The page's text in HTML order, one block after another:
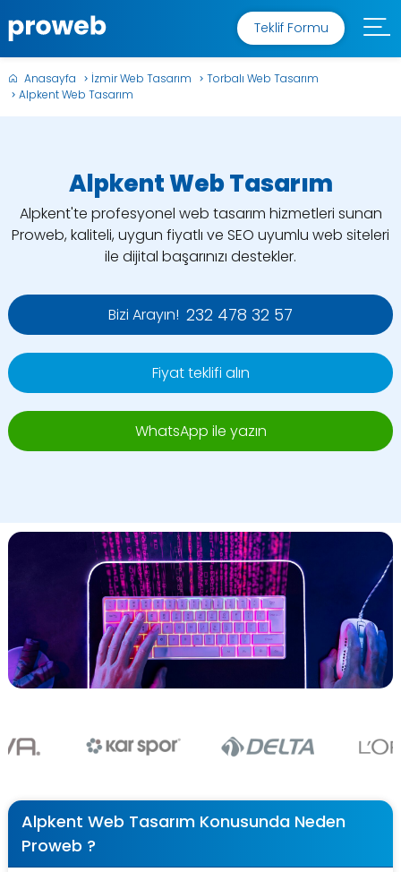
Teklif Formu
Anasayfa İzmir Web Tasarım
Torbalı Web Tasarım
Alpkent Web Tasarım
Alpkent Web Tasarım
Alpkent'te profesyonel web tasarım hizmetleri sunan
Proweb, kaliteli, uygun fiyatlı ve SEO uyumlu web siteleri
ile dijital başarınızı destekler.
Bizi Arayın! 232 478 32 57
Fiyat teklifi alın
WhatsApp ile yazın
Alpkent Web Tasarım Konusunda Neden
Proweb ?